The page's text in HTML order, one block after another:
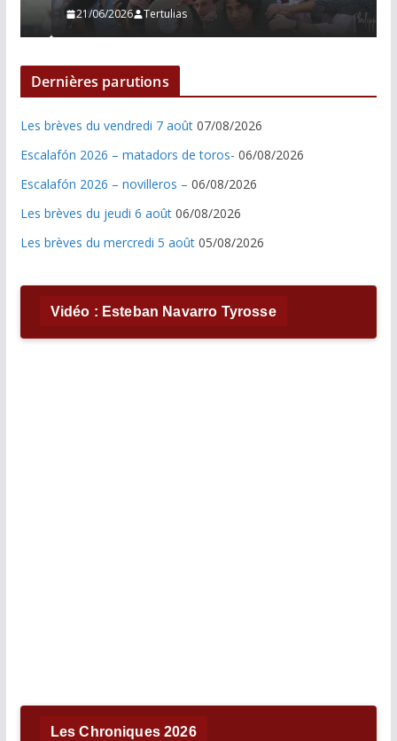
21/06/2026 Tertulias
Dernières parutions
Les brèves du vendredi 7 août 07/08/2026
Escalafón 2026 – matadors de toros- 06/08/2026
Escalafón 2026 – novilleros – 06/08/2026
Les brèves du jeudi 6 août 06/08/2026
Les brèves du mercredi 5 août 05/08/2026
Vidéo : Esteban Navarro Tyrosse
Les Chroniques 2026